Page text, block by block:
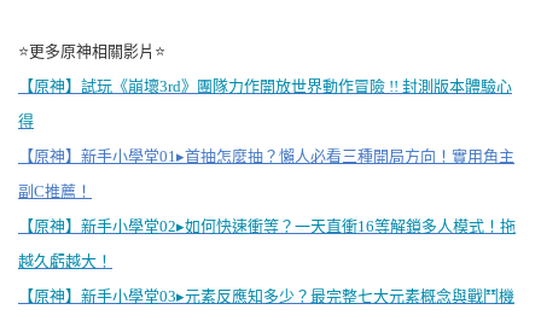
⭐更多原神相關影片⭐
【原神】試玩《崩壞3rd》團隊力作開放世界動作冒險 !! 封測版本體驗心
得
【原神】新手小學堂01▸首抽怎麼抽？懶人必看三種開局方向！實用角主
副C推薦！
【原神】新手小學堂02▸如何快速衝等？一天直衝16等解鎖多人模式！拖
越久虧越大！
【原神】新手小學堂03▸元素反應知多少？最完整七大元素概念與戰鬥機